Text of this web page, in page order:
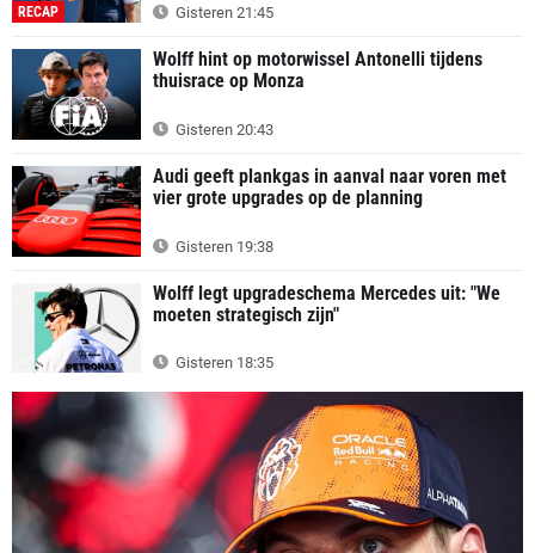
RECAP Gisteren 21:45
Wolff hint op motorwissel Antonelli tijdens
thuisrace op Monza
Gisteren 20:43
Audi geeft plankgas in aanval naar voren met
vier grote upgrades op de planning
Gisteren 19:38
Wolff legt upgradeschema Mercedes uit: "We
moeten strategisch zijn"
Gisteren 18:35